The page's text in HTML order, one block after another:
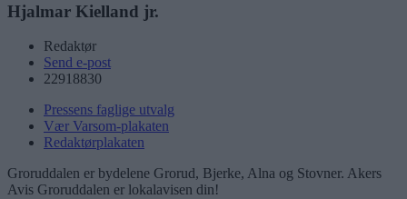
Hjalmar Kielland jr.
Redaktør
Send e-post
22918830
Pressens faglige utvalg
Vær Varsom-plakaten
Redaktørplakaten
Groruddalen er bydelene Grorud, Bjerke, Alna og Stovner. Akers
Avis Groruddalen er lokalavisen din!